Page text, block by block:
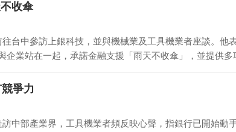
收傘
台中參訪上銀科技，並與機械業及工具機業者座談。他
企業站在一起，承諾金融支援「雨天不收傘」，並提供
爭力
中部產業界，工具機業者頻反映心聲，指銀行已開始動